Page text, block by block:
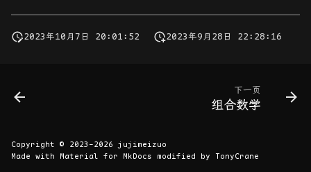
2023年10月7日 20:01:52 2023年9月28日 22:28:16
下一页
组合数学
Copyright © 2023-2026 jujimeizuo
Made with Material for MkDocs modified by TonyCrane